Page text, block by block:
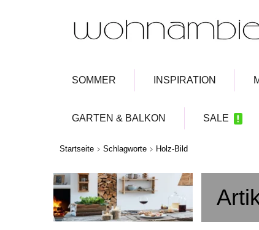
SOMMER INSPIRATION
GARTEN & BALKON SALE
Startseite Schlagworte Holz-Bild